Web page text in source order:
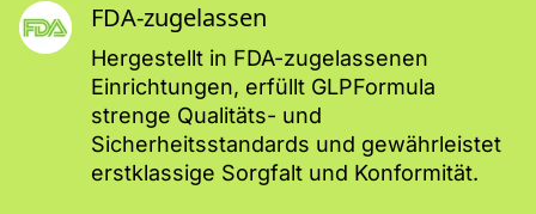
FDA-zugelassen
Hergestellt in FDA-zugelassenen
Einrichtungen, erfüllt GLPFormula
strenge Qualitäts- und
Sicherheitsstandards und gewährleistet
erstklassige Sorgfalt und Konformität.